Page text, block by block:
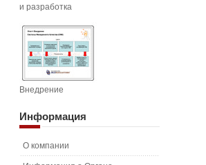
и разработка
Внедрение
Информация
О компании